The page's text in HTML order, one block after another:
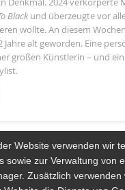
Blackund überzeugte vor
wollte. An diesem
Jahre alt geworden. Eine
großen Künstlerin – und
Website verwenden wir
sowie zur Verwaltung von
Zusätzlich verwenden